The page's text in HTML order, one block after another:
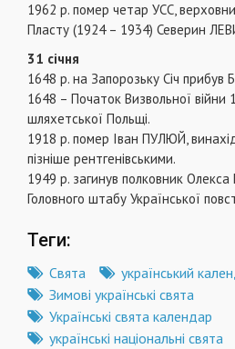
1962 р. помер четар УСС,
Пласту (1924 – 1934) Северин
31 січня
1648 р. на Запорозьку Січ
1648 – Початок Визвольної
шляхетської Польщі.
1918 р. помер Іван ПУЛЮЙ,
пізніше рентгенівськими.
1949 р. загинув полковник
Головного штабу Української
Теги:
Свята
український
Зимові українські свята
Українські свята календар
українські національні свята